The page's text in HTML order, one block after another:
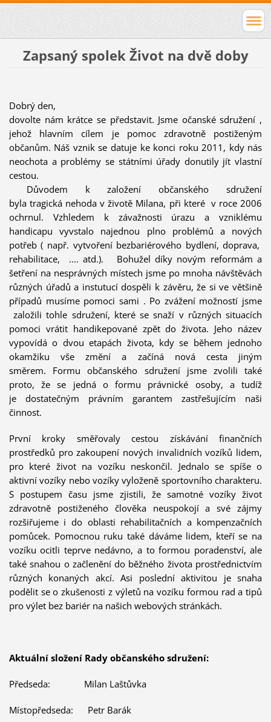
Zapsaný spolek Život na dvě doby
Dobrý den,
dovolte nám krátce se představit. Jsme očanské sdružení ,
jehož hlavním cílem je pomoc zdravotně postiženým
občanům. Náš vznik se datuje ke konci roku 2011, kdy nás
neochota a problémy se státními úřady donutily jít vlastní
cestou.
Důvodem k založení občanského sdružení
byla tragická nehoda v životě Milana, při které v roce 2006
ochrnul. Vzhledem k závažnosti úrazu a vzniklému
handicapu vyvstalo najednou plno problémů a nových
potřeb ( např. vytvoření bezbariérového bydlení, doprava,
rehabilitace, .... atd.). Bohužel díky novým reformám a
šetření na nesprávných místech jsme po mnoha návštěvách
různých úřadů a instutucí dospěli k závěru, že si ve většině
případů musíme pomoci sami . Po zvážení možností jsme
založili tohle sdružení, které se snaží v různých situacích
pomoci vrátit handikepované zpět do života. Jeho název
vypovídá o dvou etapách života, kdy se během jednoho
okamžiku vše změní a začíná nová cesta jiným
směrem. Formu občanského sdružení jsme zvolili také
proto, že se jedná o formu právnické osoby, a tudíž
je dostatečným právním garantem zastřešujícím naši
činnost.
První kroky směřovaly cestou získávání finančních
prostředků pro zakoupení nových invalidních vozíků lidem,
pro které život na vozíku neskončil. Jednalo se spíše o
aktivní vozíky nebo vozíky vyloženě sportovního charakteru.
S postupem času jsme zjistili, že samotné vozíky život
zdravotně postiženého člověka neuspokojí a své zájmy
rozšiřujeme i do oblasti rehabilitačních a kompenzačních
pomůcek. Pomocnou ruku také dáváme lidem, kteří se na
vozíku ocitli teprve nedávno, a to formou poradenství, ale
také snahou o začlenění do běžného života prostřednictvím
různých konaných akcí. Asi poslední aktivitou je snaha
podělit se o zkušenosti z výletů na vozíku formou rad a tipů
pro výlet bez bariér na našich webových stránkách.
Aktuální složení Rady občanského sdružení:
Předseda: Milan Laštůvka
Místopředseda: Petr Barák